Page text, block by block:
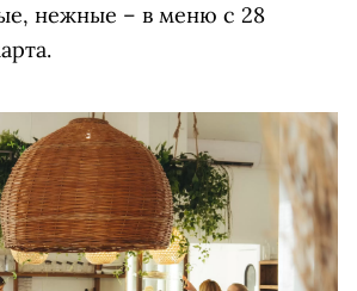
нежные – в меню с 28